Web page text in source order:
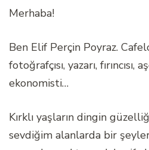
Merhaba!
Ben Elif Perçin Poyraz.
fotoğrafçısı, yazarı, fırıncısı,
ekonomisti…
Kırklı yaşların dingin
sevdiğim alanlarda bir